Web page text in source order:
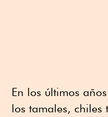
En los últimos
los tamales, chiles